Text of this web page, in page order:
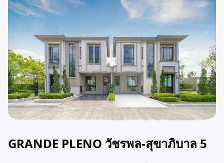
GRANDE PLENO วัชรพล-สุขาภิบาล 5